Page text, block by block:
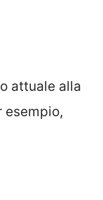
attuale alla
esempio,